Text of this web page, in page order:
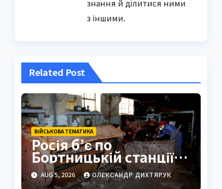
знання й ділитися ними
з іншими.
Related Post
ВІЙСЬКОВА ТЕМАТИКА
Росія б’є по
Бортницькій станції:
експерт попередив
про катастрофу
AUG 5, 2026 ОЛЕКСАНДР ДИХТЯРУК